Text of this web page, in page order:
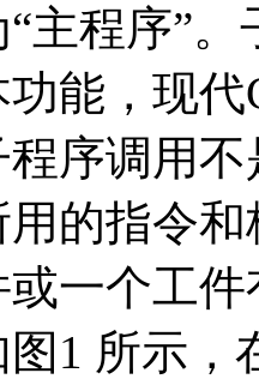
主程序”
能，现
序调用
的指令
一个工
1 所示